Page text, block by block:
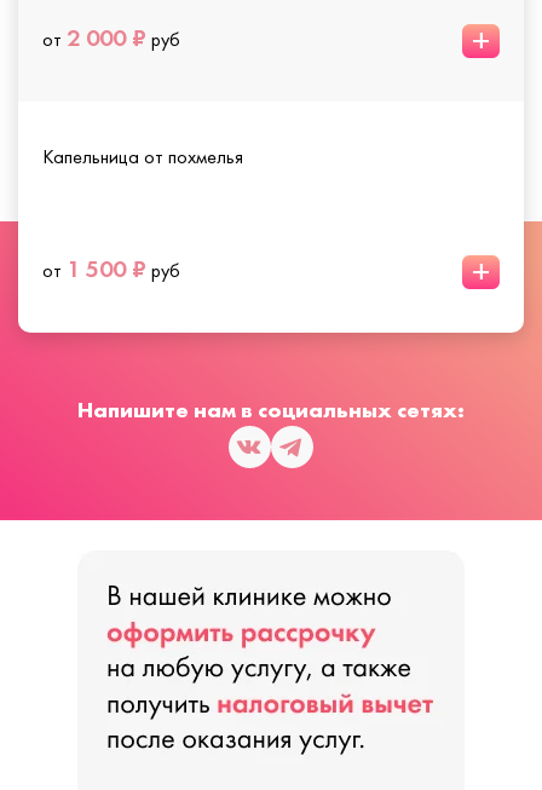
от 2 000 ₽ руб +
Капельница от похмелья
от 1 500 ₽ руб +
Напишите нам в социальных сетях: